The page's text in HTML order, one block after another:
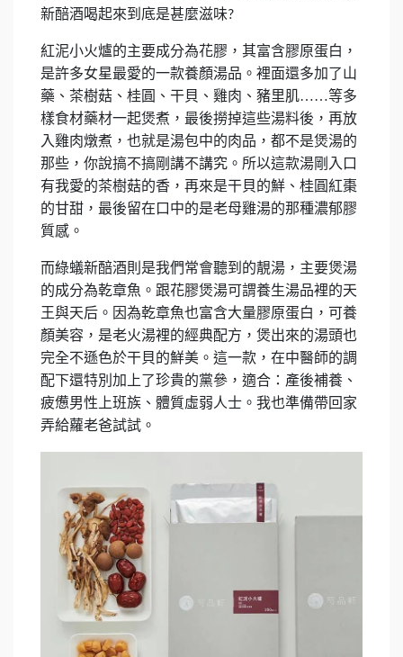
新醅酒喝起來到底是甚麼滋味?
紅泥小火爐的主要成分為花膠，其富含膠原蛋白，
是許多女星最愛的一款養顏湯品。裡面還多加了山
藥、茶樹菇、桂圓、干貝、雞肉、豬里肌……等多
樣食材藥材一起煲煮，最後撈掉這些湯料後，再放
入雞肉燉煮，也就是湯包中的肉品，都不是煲湯的
那些，你說搞不搞剛講不講究。所以這款湯剛入口
有我愛的茶樹菇的香，再來是干貝的鮮、桂圓紅棗
的甘甜，最後留在口中的是老母雞湯的那種濃郁膠
質感。
而綠蟻新醅酒則是我們常會聽到的靚湯，主要煲湯
的成分為乾章魚。跟花膠煲湯可謂養生湯品裡的天
王與天后。因為乾章魚也富含大量膠原蛋白，可養
顏美容，是老火湯裡的經典配方，煲出來的湯頭也
完全不遜色於干貝的鮮美。這一款，在中醫師的調
配下還特別加上了珍貴的黨參，適合：產後補養、
疲憊男性上班族、體質虛弱人士。我也準備帶回家
弄給蘿老爸試試。